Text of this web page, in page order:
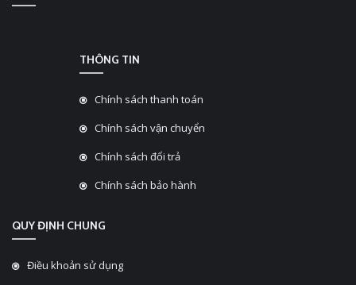
THÔNG TIN
Chính sách thanh toán
Chính sách vận chuyển
Chính sách đổi trả
Chính sách bảo hành
QUY ĐỊNH CHUNG
Điều khoản sử dụng